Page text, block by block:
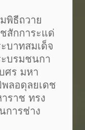
พิธีถวาย
สักการะแด่
บาทสมเด็จ
บรมชนกา
ศร มหา
ลอดุลยเดช
ราช ทรง
การช่าง